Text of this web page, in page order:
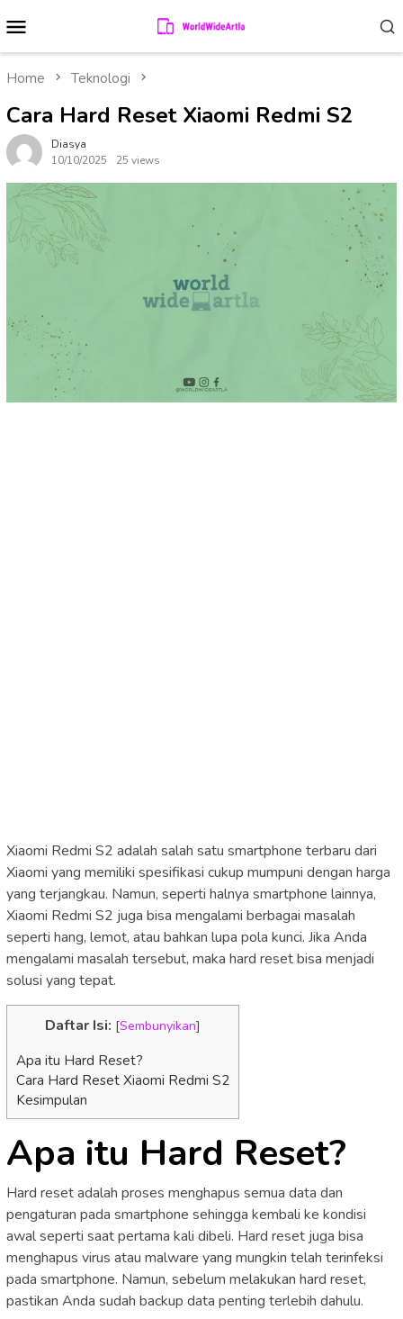
to
contentMenu
Home Teknologi
Cara Hard Reset Xiaomi Redmi S2
Diasya
10/10/2025
25 views
Xiaomi Redmi S2 adalah salah satu smartphone terbaru dari
Xiaomi yang memiliki spesifikasi cukup mumpuni dengan harga
yang terjangkau. Namun, seperti halnya smartphone lainnya,
Xiaomi Redmi S2 juga bisa mengalami berbagai masalah
seperti hang, lemot, atau bahkan lupa pola kunci. Jika Anda
mengalami masalah tersebut, maka hard reset bisa menjadi
solusi yang tepat.
Daftar Isi: [Sembunyikan]
Apa itu Hard Reset?
Cara Hard Reset Xiaomi Redmi S2
Kesimpulan
Apa itu Hard Reset?
Hard reset adalah proses menghapus semua data dan
pengaturan pada smartphone sehingga kembali ke kondisi
awal seperti saat pertama kali dibeli. Hard reset juga bisa
menghapus virus atau malware yang mungkin telah terinfeksi
pada smartphone. Namun, sebelum melakukan hard reset,
pastikan Anda sudah backup data penting terlebih dahulu.